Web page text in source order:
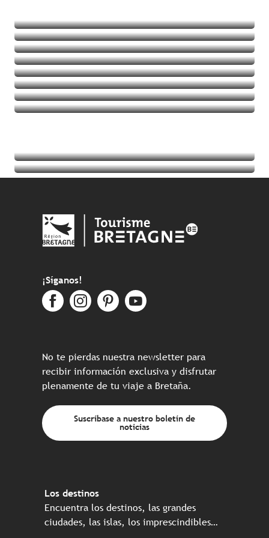
Seguir leyendo
Seguir leyendo
Seguir leyendo
Seguir leyendo
Deportes de aventura
Seguir leyendo
Balades et randos
Talasoterapia
Golf
Acontecimientos
¡Síganos!
No te pierdas nuestra newsletter para
recibir información exclusiva y disfrutar
plenamente de tu viaje a Bretaña.
Suscríbase a nuestro boletín de
noticias
Los destinos
Encuentra los destinos, las grandes
ciudades, las islas, los imprescindibles…